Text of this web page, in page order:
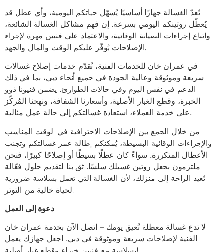
تُعدّ الغسالة جهازًا أساسيًا يُسهّل حياتكم اليومية، وأي عطل قد
يُعطّل روتينكم اليومي بسرعة. إن فهم مشاكل الغسالة الشائعة،
واتباع إجراءات الصيانة الوقائية، والاعتماد على فنيين مهرة لإجراء
الإصلاحات يُوفّر عليكم الوقت والمال والجهد.
في عمران خان للخدمات الفنية، نُقدّم خدمات إصلاح غسالات
سريعة وموثوقة وعالية الجودة في جميع أنحاء دبي، بما في ذلك
الدعم في نفس اليوم وفي حالات الطوارئ. يضمن فنيونا ذوو
الخبرة، وقطع الغيار الأصلية، وأسعارنا الشفافة، ونهجنا المُركّز
على خدمة العملاء، استعادة غسالتكم إلى حالة عمل مثالية.
من خلال الجمع بين الإصلاحات الاحترافية في الوقت المناسب
والإجراءات الوقائية البسيطة، يُمكنكم إطالة عمر غسالتكم وتجنب
الأعطال المتكررة. سواءً كان عطلًا بسيطًا أو إصلاحًا كبيرًا، فنحن
ملتزمون بجعل روتين غسيلك سلسًا. ثق بنا لتقديم حلول فعّالة
تُعيد الراحة إلى منزلك، لأن الغسالة التي تعمل بسلاسة ضرورية
لحياة خالية من التوتر.
دعوة إلى العمل
لا تدع غسالة معطلة تُعيق يومك – اتصل الآن بخدمة عمران خان
الفنية لإصلاحات سريعة وموثوقة في دبي. اجعل جهازك يعمل